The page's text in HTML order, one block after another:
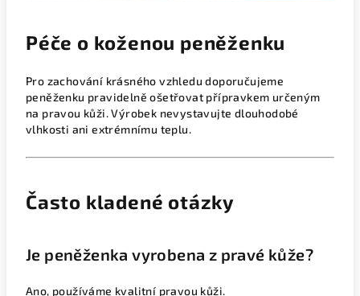
Péče o koženou peněženku
Pro zachování krásného vzhledu doporučujeme
peněženku pravidelně ošetřovat přípravkem určeným
na pravou kůži. Výrobek nevystavujte dlouhodobé
vlhkosti ani extrémnímu teplu.
Často kladené otázky
Je peněženka vyrobena z pravé kůže?
Ano, používáme kvalitní pravou kůži.